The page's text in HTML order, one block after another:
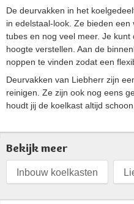
De deurvakken in het
in edelstaal-look. Ze bieden een
tubes en nog veel meer. Je
hoogte verstellen. Aan de
noppen te vinden zodat een
Deurvakken van Liebherr zijn
reinigen. Ze zijn ook nog eens
houdt jij de koelkast altijd schoon.
Bekijk meer
Inbouw koelkasten